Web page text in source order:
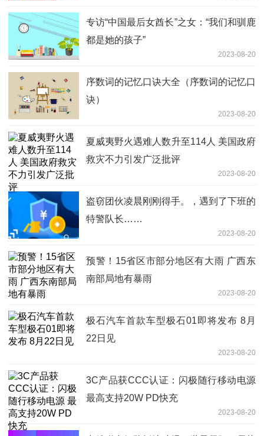
专访“中国最后女酋长”之女：“我们和驯鹿
都是她的孩子”
2023-08-20
序数词的记忆口诀大全（序数词的记忆口
诀）
2023-08-20
夏威夷野火遇难人数升至114人 美国政府
救灾不力引发广泛批评
2023-08-20
盗窃团伙凌晨刚刚得手。，遇到了下班的
特警队长……
2023-08-20
预警！15省区市部分地区有大雨 广西东
南部局地有暴雨
2023-08-20
极石汽车首款车型极石01即将发布 8月
22日见
2023-08-20
3C产品获CCC认证：闪极随行移动电源
最高支持20W PD快充
2023-08-20